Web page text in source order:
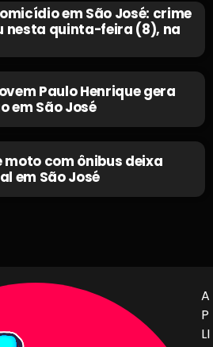
em São José: crime
nesta quinta-feira (8), na
Paulo Henrique gera
em São José
moto com ônibus deixa
em São José
A
P
LI